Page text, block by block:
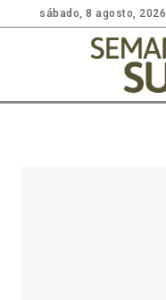
sábado, 8 agosto, 2026